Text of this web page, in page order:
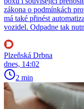
zákona o podmínkách
má také přinést
vozidel. Odpadne tak
Plzeňská Drbna
dnes, 14:02
2 min